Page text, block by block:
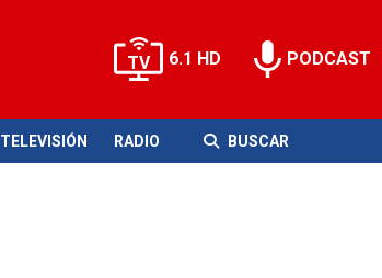
6.1 HD PODCAST
TELEVISIÓN RADIO BUSCAR